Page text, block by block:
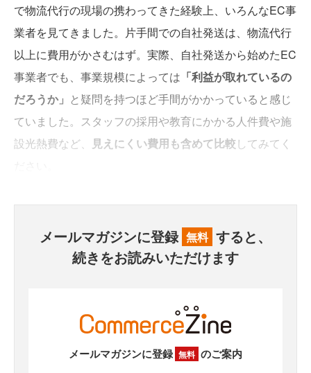
で物流代行の現場の携わってきた経験上、いろんなEC事
業者を見てきました。片手間での自社発送は、物流代行
以上に費用がかさむはず。実際、自社発送から始めたEC
事業者でも、事業規模によっては 「利益が取れているの
だろうか」 と疑問を持つほど手間がかかっていると感じ
ていました。スタッフの採用や教育にかかる人件費や施
設光熱費など、
見えにくい費用も含めて比較してみてく
メールマガジンに登録 無料 すると、
続きをお読みいただけます
メールマガジンに登録 無料 のご案内